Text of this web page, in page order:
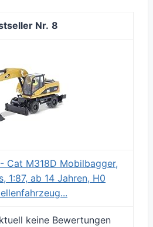
8
Cat M318D Mobilbagger,
1:87, ab 14 Jahren, H0
keine Bewertungen